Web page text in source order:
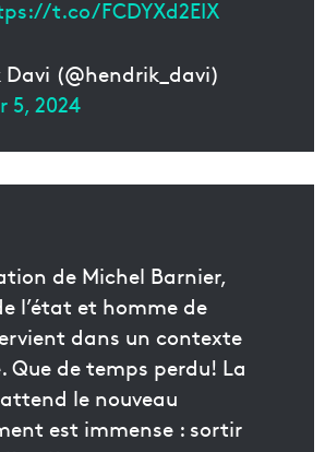
t.co/FCDYXd2EIX
(@hendrik_davi)
5, 2024
de Michel Barnier,
l’état et homme de
dans un contexte
Que de temps perdu! La
le nouveau
est immense : sortir